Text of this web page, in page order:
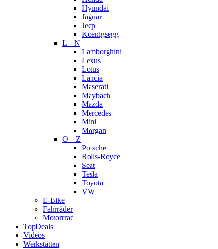
Hyundai
Jaguar
Jeep
Koenigsegg
L – N
Lamborghini
Lexus
Lotus
Lancia
Maserati
Maybach
Mazda
Mercedes
Mini
Morgan
O – Z
Porsche
Rolls-Royce
Seat
Tesla
Toyota
VW
E-Bike
Fahrräder
Motorrrad
TopDeals
Videos
Werkstätten